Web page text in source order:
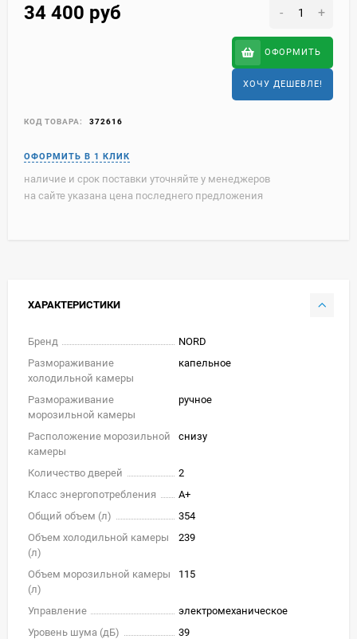
34 400 руб - +
ОФОРМИТЬ
ХОЧУ ДЕШЕВЛЕ!
КОД ТОВАРА: 372616
наличие и срок поставки уточняйте у менеджеров
на сайте указана цена последнего предложения
ХАРАКТЕРИСТИКИ
Бренд
NORD
Размораживание
холодильной камеры
капельное
Размораживание
морозильной камеры
ручное
Расположение морозильной
камеры
снизу
Количество дверей
2
Класс энергопотребления
A+
Общий объем (л)
354
Объем холодильной камеры
(л)
239
Объем морозильной камеры
(л)
115
Управление
электромеханическое
Уровень шума (дБ)
39